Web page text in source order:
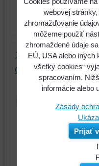
19mm
orech, 14mm
Kód:
webovej
zhromažďovanie
môžeme použiť
zhromaždené údaje
EÚ, USA alebo iných
všetky cookies“
spracovaním.
informácie alebo
Zásady
Prijať